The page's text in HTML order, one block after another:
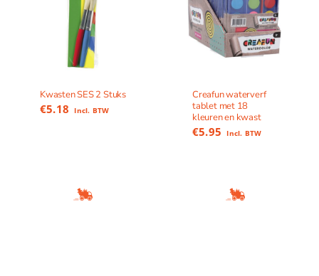
Kwasten SES 2 Stuks
€5.18 Incl. BTW
Creafun waterverf
tablet met 18
kleuren en kwast
€5.95 Incl. BTW